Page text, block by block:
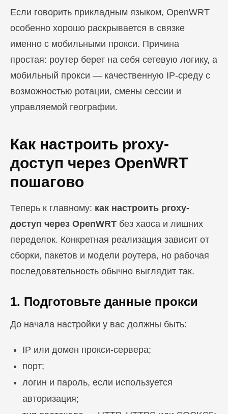
Если говорить прикладным языком, OpenWRT
особенно хорошо раскрывается в связке
именно с мобильными прокси. Причина
простая: роутер берет на себя сетевую логику, а
мобильный прокси — качественную IP-среду с
возможностью ротации, смены сессии и
управляемой географии.
Как настроить proxy-
доступ через OpenWRT
пошагово
Теперь к главному: как настроить proxy-
доступ через OpenWRT без хаоса и лишних
переделок. Конкретная реализация зависит от
сборки, пакетов и модели роутера, но рабочая
последовательность обычно выглядит так.
1. Подготовьте данные прокси
До начала настройки у вас должны быть:
IP или домен прокси-сервера;
порт;
логин и пароль, если используется
авторизация;